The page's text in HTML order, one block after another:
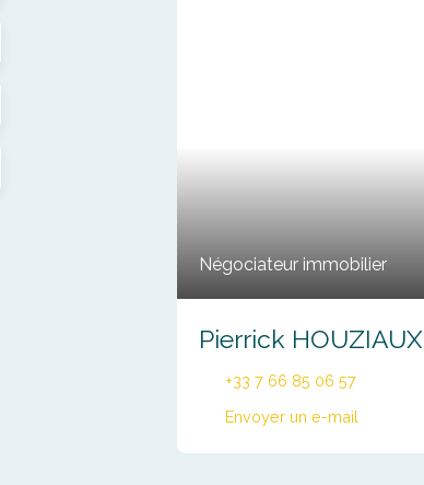
Négociateur immobilier
Pierrick HOUZIAUX
+33 7 66 85 06 57
Envoyer un e-mail